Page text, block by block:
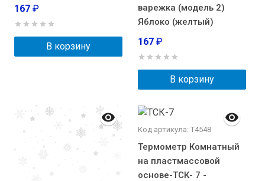
167 ₽
В корзину
варежка (модель 2)
Яблоко (желтый)
167 ₽
В корзину
Код артикула: T4548
Термометр Комнатный
на пластмассовой
основе-ТСК- 7 -